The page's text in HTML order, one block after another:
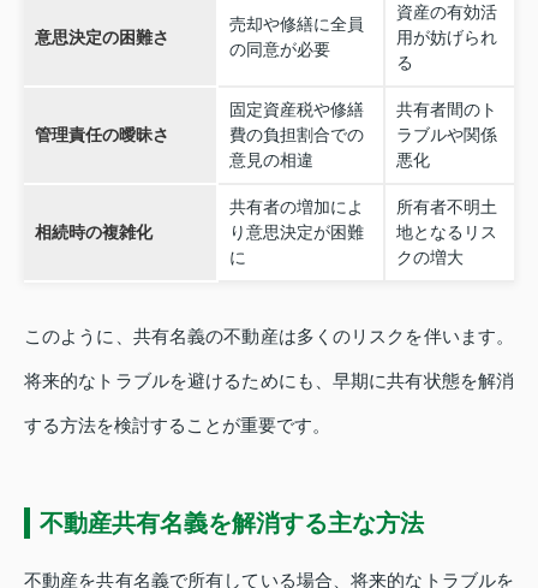
意思決定の困難さ
売却や修繕に全員
の同意が必要
資産の有効活
用が妨げられ
る
管理責任の曖昧さ
固定資産税や修繕
費の負担割合での
意見の相違
共有者間のト
ラブルや関係
悪化
相続時の複雑化
共有者の増加によ
り意思決定が困難
に
所有者不明土
地となるリス
クの増大
このように、共有名義の不動産は多くのリスクを伴います。
将来的なトラブルを避けるためにも、早期に共有状態を解消
する方法を検討することが重要です。
不動産共有名義を解消する主な方法
不動産を共有名義で所有している場合、将来的なトラブルを